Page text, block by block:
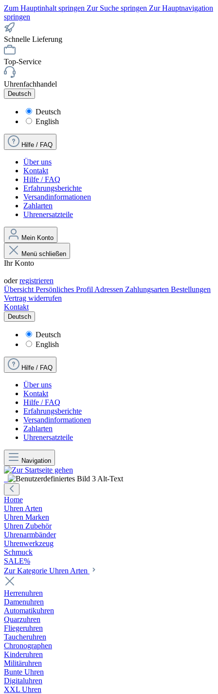
Zum Hauptinhalt springen Zur Suche springen Zur Hauptnavigation
springen
Schnelle Lieferung
Top-Service
Uhrenfachhandel
Deutsch
Deutsch
English
Hilfe / FAQ
Über uns
Kontakt
Hilfe / FAQ
Erfahrungsberichte
Versandinformationen
Zahlarten
Uhrenersatzteile
Mein Konto
Menü schließen
Ihr Konto
oderregistrieren
Übersicht Persönliches Profil Adressen Zahlungsarten Bestellungen
Vertrag widerrufen
Kontakt
Deutsch
Deutsch
English
Hilfe / FAQ
Über uns
Kontakt
Hilfe / FAQ
Erfahrungsberichte
Versandinformationen
Zahlarten
Uhrenersatzteile
Navigation
Home
Uhren Arten
Uhren Marken
Uhren Zubehör
Uhrenarmbänder
Uhrenwerkzeug
Schmuck
SALE%
Zur Kategorie Uhren Arten
Herrenuhren
Damenuhren
Automatikuhren
Quarzuhren
Fliegeruhren
Taucheruhren
Chronographen
Kinderuhren
Militäruhren
Bunte Uhren
Digitaluhren
XXL Uhren